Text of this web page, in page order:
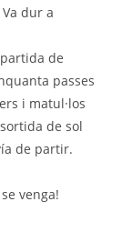
dur a
partida de
passes
i matul·los
de sol
de partir.
venga!